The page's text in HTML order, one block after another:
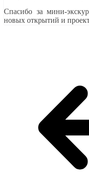
Спасибо за мини-
новых открытий и